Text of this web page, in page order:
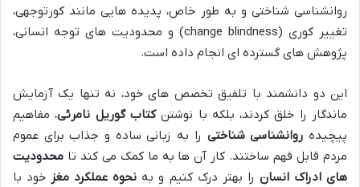
روانشناسی شناختی و به طور خاص، پدیده هایی مانند کورتوجهی،
تغییر کوری (change blindness) و محدودیت های توجه انسانی،
پژوهش های گسترده ای انجام داده است.
این دو دانشمند با تلفیق تخصص های خود، نه تنها یک آزمایش
ماندگار را خلق کردند، بلکه با نوشتنکتاب گوریل نامرئی، مفاهیم
پیچیده روانشناسی شناختی را به زبانی ساده و جذاب برای عموم
مردم قابل فهم ساختند. کار آن ها به ما کمک می کند تا محدودیت
های ادراک انسان را بهتر درک کنیم و به نحوه عملکرد مغز خود با